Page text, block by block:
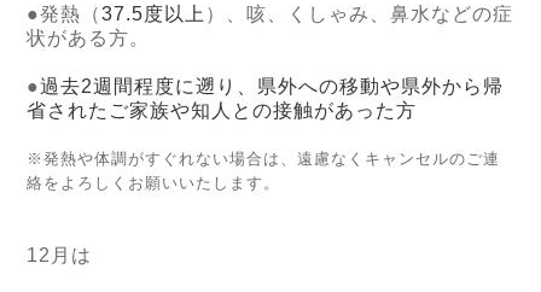
●発熱（37.5度以上 ）、咳、くしゃみ、鼻水などの症
状がある方。
●過去2週間程度に遡り、県外への移動や県外から帰
省されたご家族や知人との接触があった方
※発熱や体調がすぐれない場合は、遠慮なくキャンセルのご連
絡をよろしくお願いいたします。
12月は